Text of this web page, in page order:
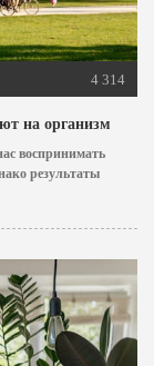
4 314
на организм
воспринимать
результаты